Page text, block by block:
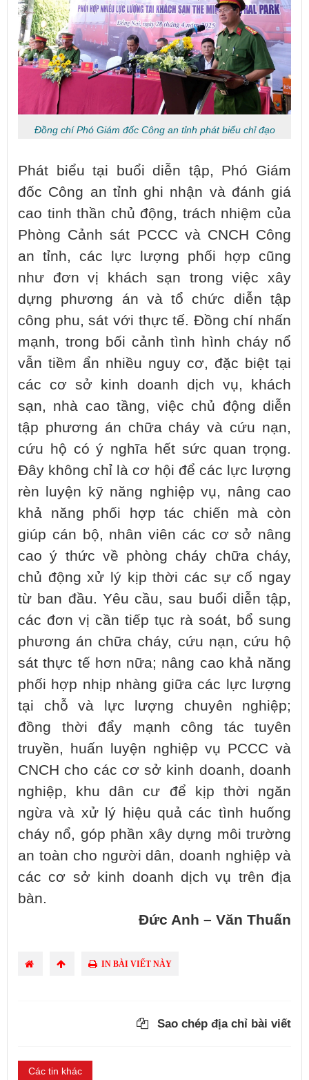
Đồng chí Phó Giám đốc Công an tỉnh phát biểu chỉ đạo
Phát biểu tại buổi diễn tập, Phó Giám
đốc Công an tỉnh ghi nhận và đánh giá
cao tinh thần chủ động, trách nhiệm của
Phòng Cảnh sát PCCC và CNCH Công
an tỉnh, các lực lượng phối hợp cũng
như đơn vị khách sạn trong việc xây
dựng phương án và tổ chức diễn tập
công phu, sát với thực tế. Đồng chí nhấn
mạnh, trong bối cảnh tình hình cháy nổ
vẫn tiềm ẩn nhiều nguy cơ, đặc biệt tại
các cơ sở kinh doanh dịch vụ, khách
sạn, nhà cao tầng, việc chủ động diễn
tập phương án chữa cháy và cứu nạn,
cứu hộ có ý nghĩa hết sức quan trọng.
Đây không chỉ là cơ hội để các lực lượng
rèn luyện kỹ năng nghiệp vụ, nâng cao
khả năng phối hợp tác chiến mà còn
giúp cán bộ, nhân viên các cơ sở nâng
cao ý thức về phòng cháy chữa cháy,
chủ động xử lý kịp thời các sự cố ngay
từ ban đầu. Yêu cầu, sau buổi diễn tập,
các đơn vị cần tiếp tục rà soát, bổ sung
phương án chữa cháy, cứu nạn, cứu hộ
sát thực tế hơn nữa; nâng cao khả năng
phối hợp nhịp nhàng giữa các lực lượng
tại chỗ và lực lượng chuyên nghiệp;
đồng thời đẩy mạnh công tác tuyên
truyền, huấn luyện nghiệp vụ PCCC và
CNCH cho các cơ sở kinh doanh, doanh
nghiệp, khu dân cư để kịp thời ngăn
ngừa và xử lý hiệu quả các tình huống
cháy nổ, góp phần xây dựng môi trường
an toàn cho người dân, doanh nghiệp và
các cơ sở kinh doanh dịch vụ trên địa
bàn.
Đức Anh – Văn Thuấn
IN BÀI VIẾT NÀY
Sao chép địa chỉ bài viết
Các tin khác